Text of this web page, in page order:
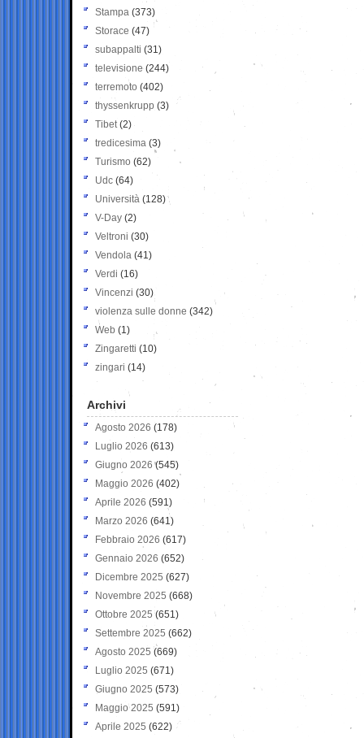
Stampa (373)
Storace (47)
subappalti (31)
televisione(244)
terremoto (402)
thyssenkrupp (3)
Tibet(2)
tredicesima (3)
Turismo (62)
Udc (64)
Università (128)
V-Day (2)
Veltroni (30)
Vendola (41)
Verdi (16)
Vincenzi (30)
violenza sulle donne (342)
Web (1)
Zingaretti (10)
zingari (14)
Archivi
Agosto 2026 (178)
Luglio 2026 (613)
Giugno 2026 (545)
Maggio 2026 (402)
Aprile 2026 (591)
Marzo 2026 (641)
Febbraio 2026 (617)
Gennaio 2026 (652)
Dicembre 2025 (627)
Novembre 2025 (668)
Ottobre 2025 (651)
Settembre 2025 (662)
Agosto 2025 (669)
Luglio 2025 (671)
Giugno 2025 (573)
Maggio 2025 (591)
Aprile 2025 (622)